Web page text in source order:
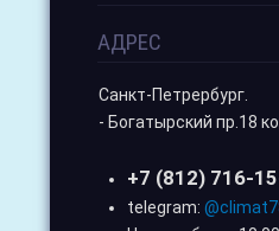
АДРЕС
Санкт-Петрербург.
- Богатырский пр.18
+7 (812) 716-
telegram: